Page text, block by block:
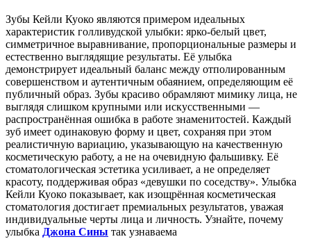
Зубы Кейли Куоко являются примером идеальных
характеристик голливудской улыбки: ярко-белый цвет,
симметричное выравнивание, пропорциональные размеры и
естественно выглядящие результаты. Её улыбка
демонстрирует идеальный баланс между отполированным
совершенством и аутентичным обаянием, определяющим её
публичный образ. Зубы красиво обрамляют мимику лица, не
выглядя слишком крупными или искусственными —
распространённая ошибка в работе знаменитостей. Каждый
зуб имеет одинаковую форму и цвет, сохраняя при этом
реалистичную вариацию, указывающую на качественную
косметическую работу, а не на очевидную фальшивку. Её
стоматологическая эстетика усиливает, а не определяет
красоту, поддерживая образ «девушки по соседству». Улыбка
Кейли Куоко показывает, как изощрённая косметическая
стоматология достигает премиальных результатов, уважая
индивидуальные черты лица и личность. Узнайте, почему
улыбка Джона Сины так узнаваема